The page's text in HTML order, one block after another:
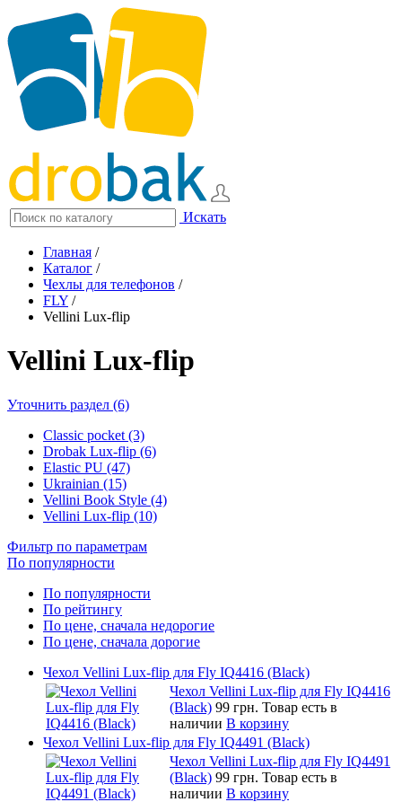
Искать
Главная /
Каталог /
Чехлы для телефонов /
FLY /
Vellini Lux-flip
Vellini Lux-flip
Уточнить раздел (6)
Classic pocket (3)
Drobak Lux-flip (6)
Elastic PU (47)
Ukrainian (15)
Vellini Book Style (4)
Vellini Lux-flip (10)
Фильтр по параметрам
По популярности
По популярности
По рейтингу
По цене, сначала недорогие
По цене, сначала дорогие
Чехол Vellini Lux-flip для Fly IQ4416 (Black)
Чехол Vellini Lux-flip для Fly IQ4416
(Black) 99 грн. Товар есть в
наличии В корзину
Чехол Vellini Lux-flip для Fly IQ4491 (Black)
Чехол Vellini Lux-flip для Fly IQ4491
(Black) 99 грн. Товар есть в
наличии В корзину